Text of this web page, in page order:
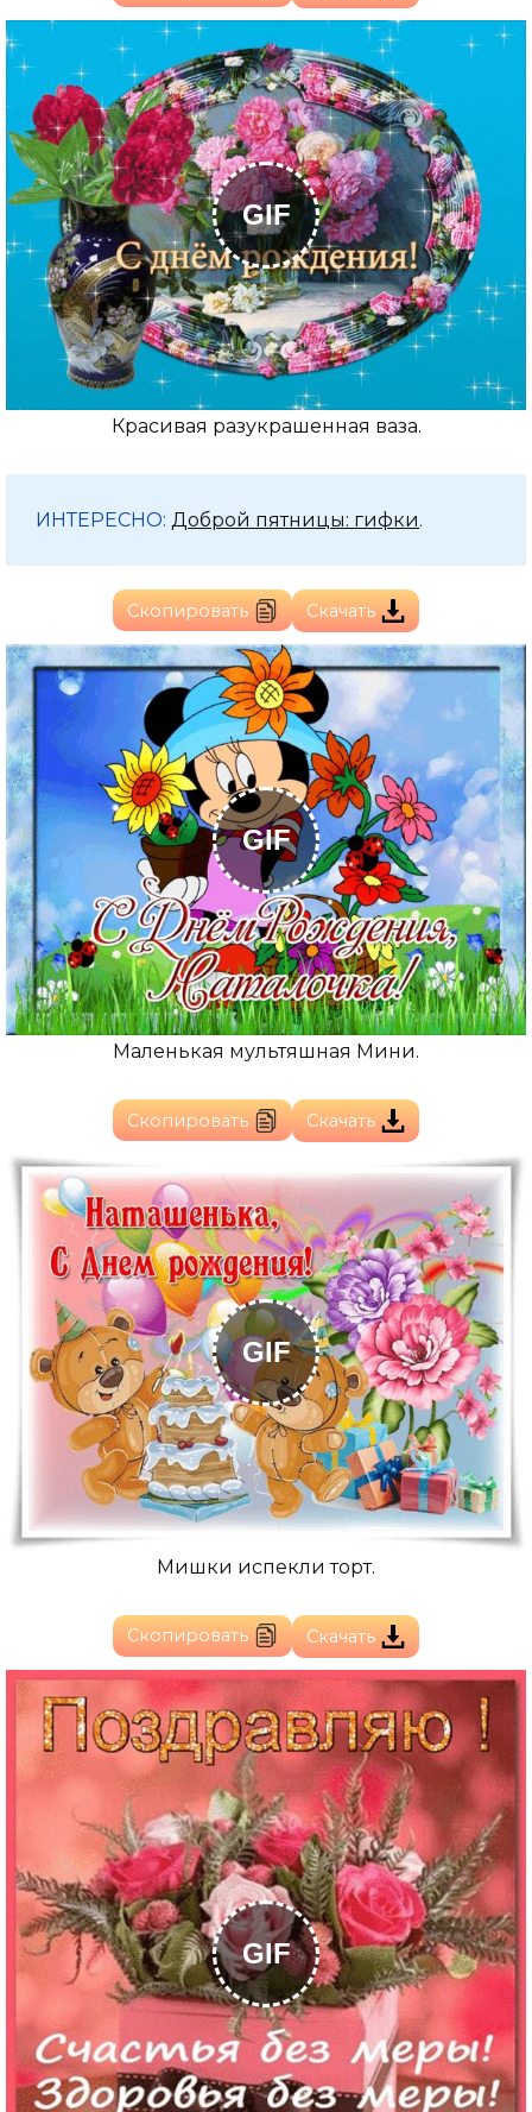
GIF
Красивая разукрашенная ваза.
ИНТЕРЕСНО: Доброй пятницы: гифки.
Скопировать Скачать
GIF
Маленькая мультяшная Мини.
Скопировать Скачать
GIF
Мишки испекли торт.
Скопировать Скачать
GIF